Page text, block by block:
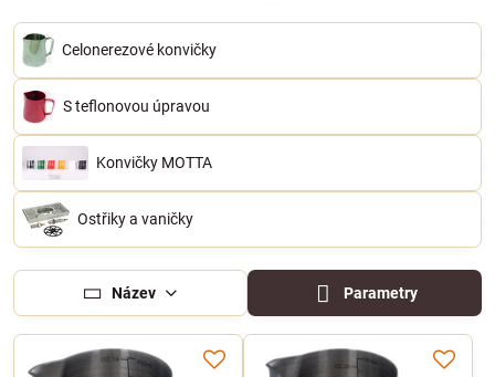
s našlehaným mlékem. Jméno CAPPUCCINO je italského původu.
Vzniklo nejspíše připodobněním popisu pěny tohoto nápoje k
unikátním kapucím, které nosili mniši, kapucíni. K přípravě správně
našlehané mléčné pěny potřebujeme konvičku, nejčastěji z nerezové
Celonerezové konvičky
S teflonovou úpravou
Konvičky MOTTA
Ostřiky a vaničky
Název Parametry